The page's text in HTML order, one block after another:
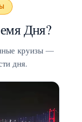
Дня?
круизы —
дня.